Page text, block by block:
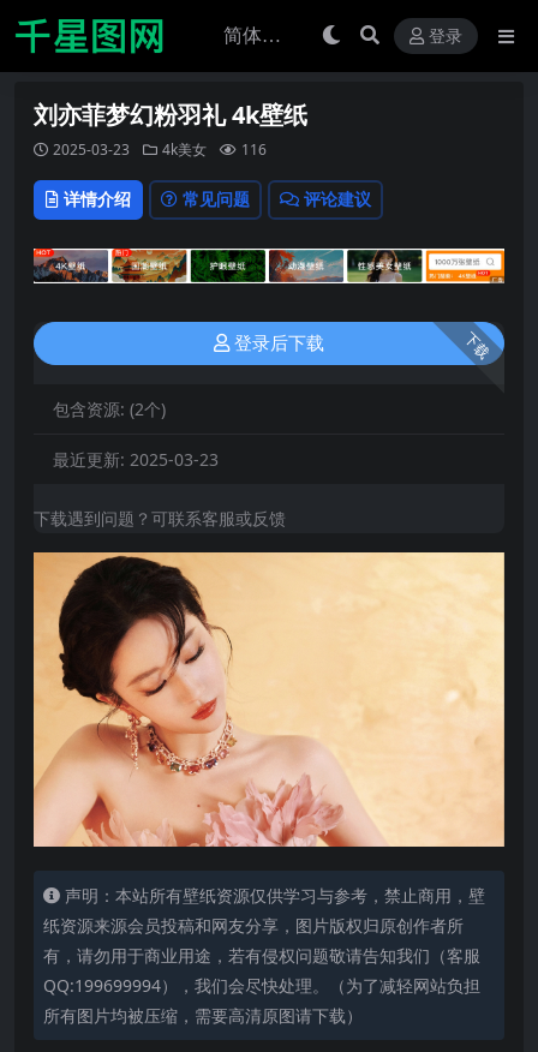
登录
刘亦菲梦幻粉羽礼 4k壁纸
2025-03-23 4k美女 116
详情介绍 常见问题 评论建议
下载
登录后下载
包含资源: (2个)
最近更新: 2025-03-23
下载遇到问题？可联系客服或反馈
声明：本站所有壁纸资源仅供学习与参考，禁止商用，壁
纸资源来源会员投稿和网友分享，图片版权归原创作者所
有，请勿用于商业用途，若有侵权问题敬请告知我们（客服
QQ:199699994），我们会尽快处理。（为了减轻网站负担
所有图片均被压缩，需要高清原图请下载）